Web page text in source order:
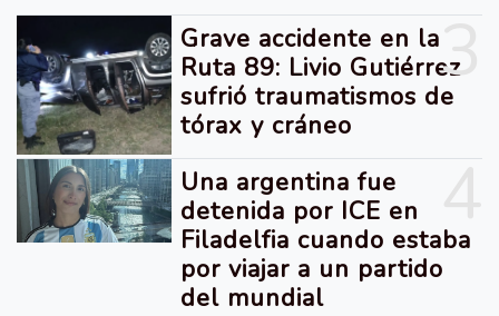
3
Grave accidente en la
Ruta 89: Livio Gutiérrez
sufrió traumatismos de
tórax y cráneo
Una argentina fue
detenida por ICE en
Filadelfia cuando estaba
por viajar a un partido
del mundial